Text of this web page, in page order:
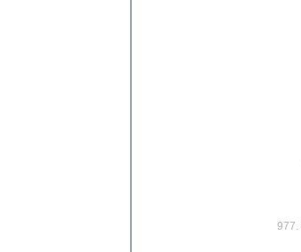
977.